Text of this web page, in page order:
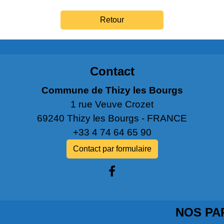
Retour
Contact
Commune de Thizy les Bourgs
1 rue Veuve Crozet
69240 Thizy les Bourgs - FRANCE
+33 4 74 64 65 90
Contact par formulaire
NOS